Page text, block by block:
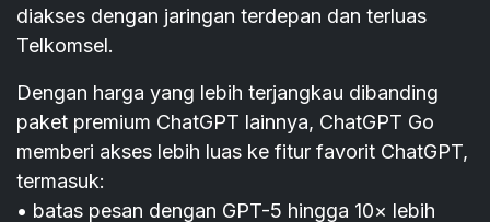
diakses dengan jaringan terdepan dan terluas
Telkomsel.
Dengan harga yang lebih terjangkau dibanding
paket premium ChatGPT lainnya, ChatGPT Go
memberi akses lebih luas ke fitur favorit ChatGPT,
termasuk:
• batas pesan dengan GPT-5 hingga 10× lebih